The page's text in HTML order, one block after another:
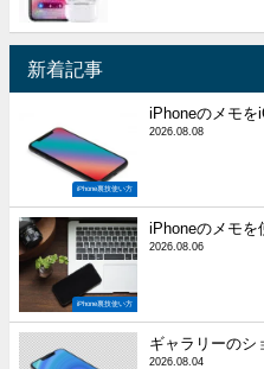
新着記事
iPhone裏技使い方
iPhoneのメモを
2026.08.08
iPhone裏技使い方
iPhoneのメモを
2026.08.06
ギャラリーのシ
2026.08.04